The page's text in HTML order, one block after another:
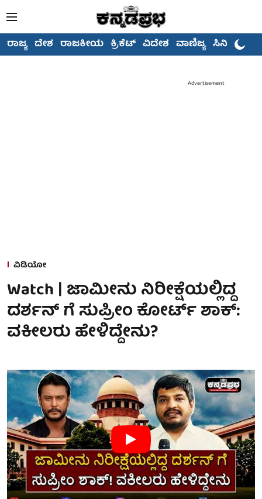
ರಾಜ್ಯ ದೇಶ ರಾಜಕೀಯ ಕ್ರಿಕೆಟ್ ವಿದೇಶ ವಾಣಿಜ್ಯ ಸಿನಿಮಾ
Advertisement
ವಿಡಿಯೋ
Watch | ಜಾಮೀನು ನಿರೀಕ್ಷೆಯಲ್ಲಿದ್ದ
ದರ್ಶನ್ ಗೆ ಸುಪ್ರೀಂ ಕೋರ್ಟ್ ಶಾಕ್:
ವಕೀಲರು ಹೇಳಿದ್ದೇನು?